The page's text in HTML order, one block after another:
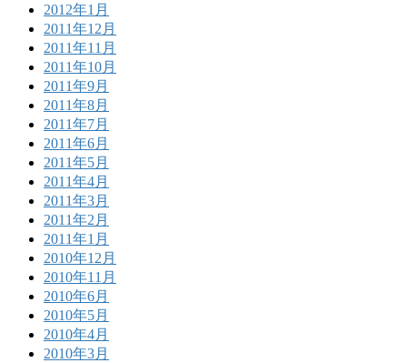
2012年1月
2011年12月
2011年11月
2011年10月
2011年9月
2011年8月
2011年7月
2011年6月
2011年5月
2011年4月
2011年3月
2011年2月
2011年1月
2010年12月
2010年11月
2010年6月
2010年5月
2010年4月
2010年3月